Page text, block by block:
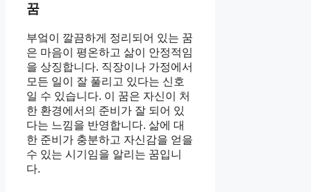
꿈
부엌이 깔끔하게 정리되어 있는 꿈
은 마음이 평온하고 삶이 안정적임
을 상징합니다. 직장이나 가정에서
모든 일이 잘 풀리고 있다는 신호
일 수 있습니다. 이 꿈은 자신이 처
한 환경에서의 준비가 잘 되어 있
다는 느낌을 반영합니다. 삶에 대
한 준비가 충분하고 자신감을 얻을
수 있는 시기임을 알리는 꿈입니
다.